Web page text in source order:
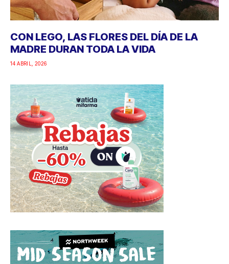
CON LEGO, LAS FLORES DEL DÍA DE LA
MADRE DURAN TODA LA VIDA
14 ABRIL, 2026